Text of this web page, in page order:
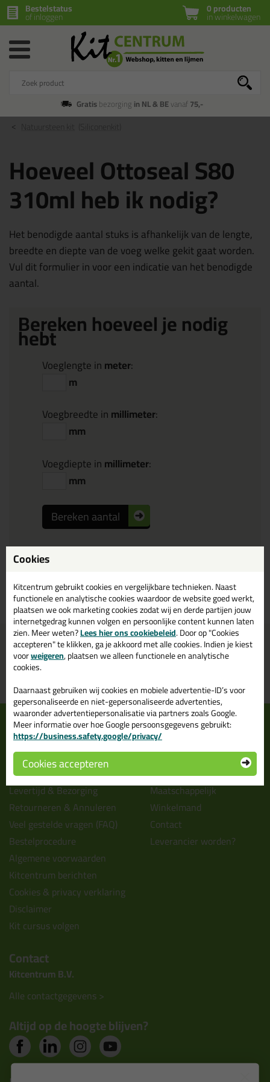
0 producten
in winkelwagen
Bestelstatus
of inloggen
Gratisbezorging in NL & BEvanaf75,-
Hoeveel Ottoseal S80
310ml heb ik nodig?
Het benodigde aantal stuks is afhankelijk van de lengte,
breedte en diepte van de voeg welke gekit gaat worden.
Vul dit formulier in voor een indicatie van het benodigde
aantal.
Bereken hoeveel je nodig
hebt
Voeglengte inmeter:
m
Voegbreedte inmillimeter:
mm
Voegdiepte inmillimeter:
mm
Bereken aantal
Bekijk product
Voor 16:00 uur besteld
morgen in huis
Gratisbezorging inNL & BE
vanaf75,-
Grootste assortiment
uit voorraad leverbaar wanneer je afhaalt
Informatie
Tips en tricks
Keuzehulpen
Acties
Levertijd & Bezorging
Retourneren & Annuleren
Veel gestelde vragen (FAQ)
Bestelprocedure
Algemene voorwaarden
Kitcentrum berichten
Cookies & privacy verklaring
Disclaimer
Kit cursus volgen
Over ons
Wie wij zijn?
Vacatures bij kitcentrum.nl
Over Kitcentrum.nl
Maatschappelijk
Winkelmand
Contact
Leverancier worden?
Contact
Kitcentrum B.V.
Alle contactgegevens >
Altijd op de hoogte blijven?
Cookies
Kitcentrum gebruikt cookies en vergelijkbare technieken. Naast
functionele en analytische cookies waardoor de website goed werkt,
plaatsen we ook marketing cookies zodat wij en derde partijen jouw
internetgedrag kunnen volgen en persoonlijke content kunnen laten
zien. Meer weten?Lees hier ons cookiebeleid. Door op "Cookies
accepteren" te klikken, ga je akkoord met alle cookies. Indien je kiest
voorweigeren, plaatsen we alleen functionele en analytische
cookies.
Daarnaast gebruiken wij cookies en mobiele advertentie-ID’s voor
gepersonaliseerde en niet-gepersonaliseerde advertenties,
waaronder advertentiepersonalisatie via partners zoals Google.
Meer informatie over hoe Google persoonsgegevens gebruikt:
https://business.safety.google/privacy/
Cookies accepteren